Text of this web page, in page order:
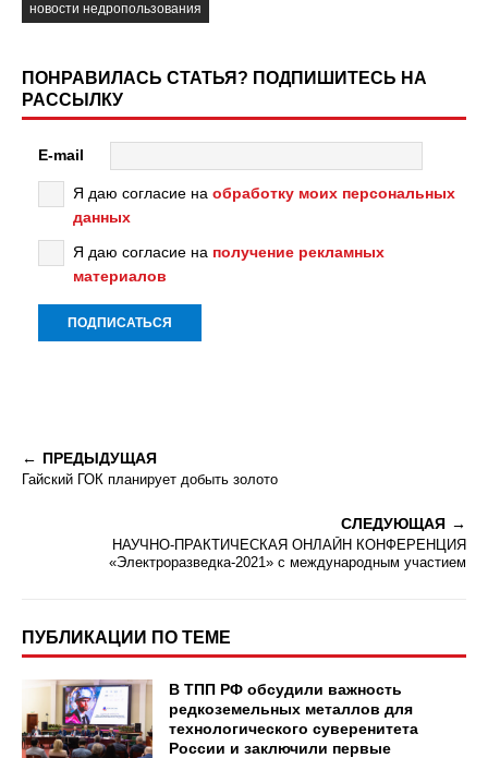
новости недропользования
ПОНРАВИЛАСЬ СТАТЬЯ? ПОДПИШИТЕСЬ НА
РАССЫЛКУ
E-mail
Я даю согласие на обработку моих персональных
данных
Я даю согласие на получение рекламных
материалов
ПРЕДЫДУЩАЯ
Гайский ГОК планирует добыть золото
СЛЕДУЮЩАЯ
НАУЧНО-ПРАКТИЧЕСКАЯ ОНЛАЙН КОНФЕРЕНЦИЯ
«Электроразведка-2021» с международным участием
ПУБЛИКАЦИИ ПО ТЕМЕ
В ТПП РФ обсудили важность
редкоземельных металлов для
технологического суверенитета
России и заключили первые